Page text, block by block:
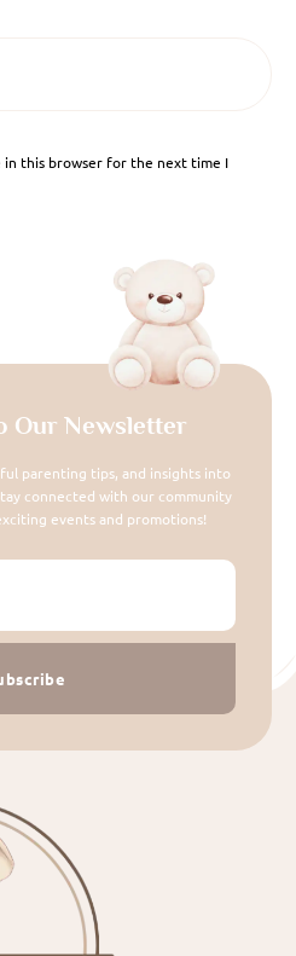
in this browser for the next time I
Our Newsletter
parenting tips, and insights into
connected with our community
events and promotions!